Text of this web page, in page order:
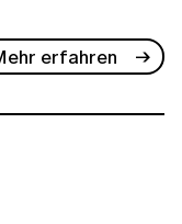
erfahren